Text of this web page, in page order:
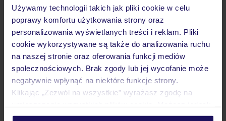
Używamy technologii takich jak pliki cookie w celu
poprawy komfortu użytkowania strony oraz
personalizowania wyświetlanych treści i reklam. Pliki
cookie wykorzystywane są także do analizowania ruchu
na naszej stronie oraz oferowania funkcji mediów
społecznościowych. Brak zgody lub jej wycofanie może
negatywnie wpłynąć na niektóre funkcje strony.
Klikając „Zezwól na wszystkie” wyrażasz zgodę na
personalizować swój wybór wchodząc w zakładkę
Opinie
Pokoje
Wyżywienie